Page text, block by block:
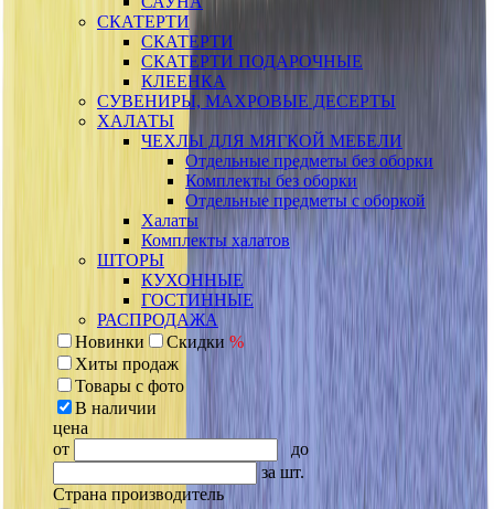
СКАТЕРТИ
СКАТЕРТИ
СКАТЕРТИ ПОДАРОЧНЫЕ
КЛЕЕНКА
СУВЕНИРЫ, МАХРОВЫЕ ДЕСЕРТЫ
ХАЛАТЫ
ЧЕХЛЫ ДЛЯ МЯГКОЙ МЕБЕЛИ
Отдельные предметы без оборки
Комплекты без оборки
Отдельные предметы с оборкой
Халаты
Комплекты халатов
ШТОРЫ
КУХОННЫЕ
ГОСТИННЫЕ
РАСПРОДАЖА
Новинки
Скидки %
Хиты продаж
Товары с фото
В наличии
цена
от
до
за шт.
Страна производитель